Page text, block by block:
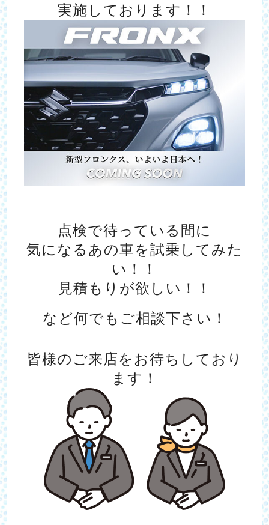
実施しております！！
点検で待っている間に
気になるあの車を試乗してみた
い！！
見積もりが欲しい！！
など何でもご相談下さい！
皆様のご来店をお待ちしており
ます！